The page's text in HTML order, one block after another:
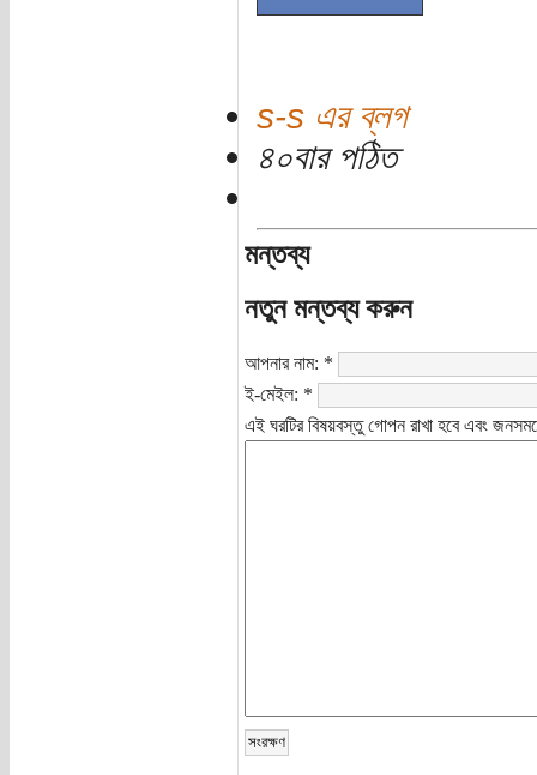
s-s এর ব্লগ
৪০বার পঠিত
মন্তব্য
নতুন মন্তব্য করুন
আপনার নাম: *
ই-মেইল: *
এই ঘরটির বিষয়বস্তু গোপন রাখা হবে এবং